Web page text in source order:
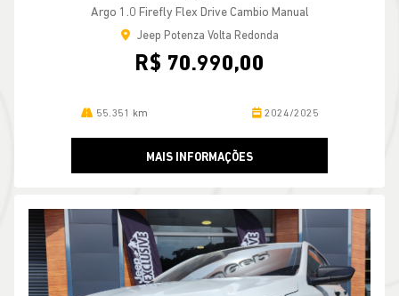
Argo 1.0 Firefly Flex Drive Cambio Manual
Jeep Potenza Volta Redonda
R$ 70.990,00
55.351 km 2024/2025
MAIS INFORMAÇÕES